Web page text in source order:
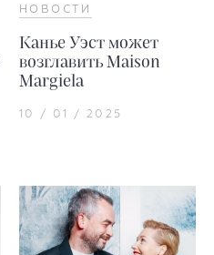
НОВОСТИ
Канье Уэст может
возглавить Maison
Margiela
10 / 01 / 2025